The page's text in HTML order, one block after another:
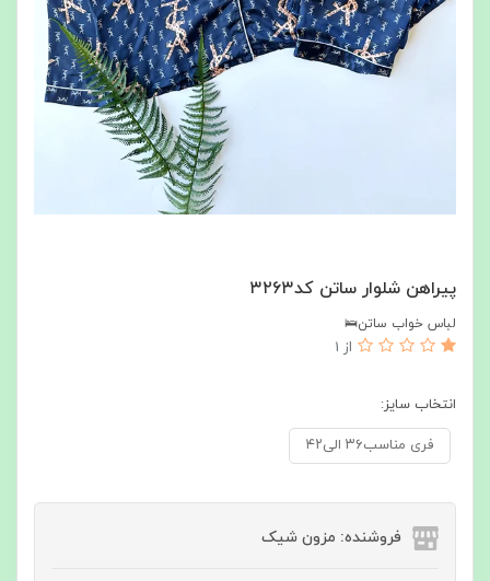
پیراهن شلوار ساتن کد۳۲۶۳
لباس خواب ساتن🛌
از 1
انتخاب سایز:
فری مناسب۳۶ الی۴۲
فروشنده: مزون شیک